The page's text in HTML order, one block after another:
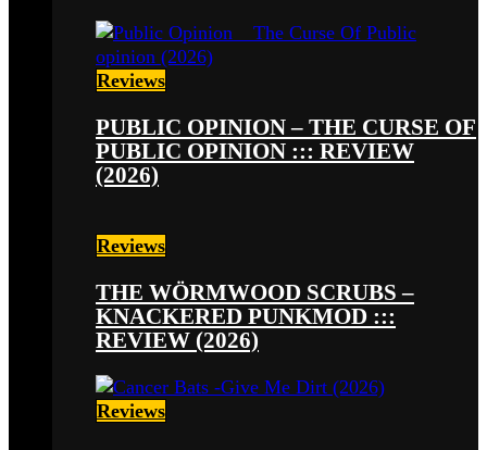
Reviews
PUBLIC OPINION – THE CURSE OF
PUBLIC OPINION ::: REVIEW
(2026)
Reviews
THE WÖRMWOOD SCRUBS –
KNACKERED PUNKMOD :::
REVIEW (2026)
Reviews